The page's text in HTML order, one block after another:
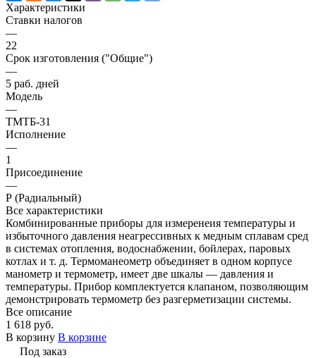
Характеристики
Ставки налогов
—
22
Срок изготовления ("Общие")
—
5 раб. дней
Модель
—
ТМТБ-31
Исполнение
—
1
Присоединение
—
Р (Радиальный)
Все характеристики
Комбинированные приборы для измеренеия температуры и
избыточного давления неагрессивных к медным сплавам сред
в системах отопления, водоснабжении, бойлерах, паровых
котлах и т. д. Термоманеометр объединяет в одном корпусе
манометр и термометр, имеет две шкалы — давления и
температуры. Прибор комплектуется клапаном, позволяющим
демонстрировать термометр без разгерметизации системы.
Все описание
1 618 руб.
В корзину В корзине
Под заказ